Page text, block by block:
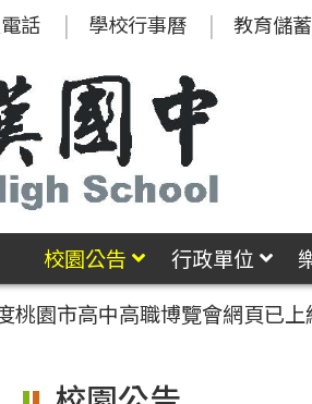
話 學校行事曆 教育儲
校園公告 行政單位
桃園市高中高職博覽會網頁已